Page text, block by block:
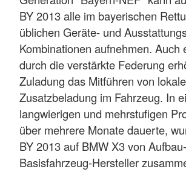
BY 2013 alle im bayerischen
üblichen Geräte- und
Kombinationen aufnehmen. Auch
durch die verstärkte Federung
Zuladung das Mitführen von
Zusatzbeladung im Fahrzeug. In
langwierigen und mehrstufigen
über mehrere Monate dauerte,
BY 2013 auf BMW X3 von
Basisfahrzeug-Hersteller